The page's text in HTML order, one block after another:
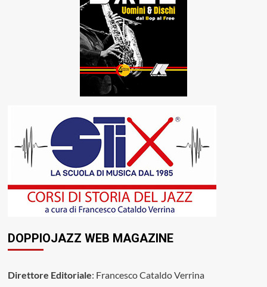
DOPPIOJAZZ WEB MAGAZINE
Direttore Editoriale: Francesco Cataldo Verrina